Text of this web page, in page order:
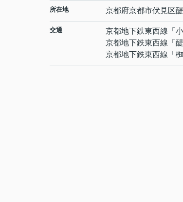
所在地 京都府京都市伏見区
交通 京都地下鉄東西線 「
京都地下鉄東西線 「
京都地下鉄東西線 「